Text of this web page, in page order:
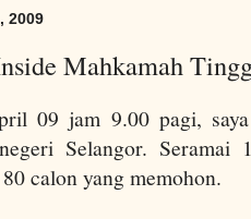
2009
Mahkamah
09 jam 9.00 pagi, saya
Selangor. Seramai
calon yang memohon.